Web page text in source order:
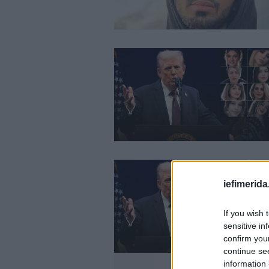
If you wish
sensitive
confirm
continue
information